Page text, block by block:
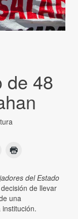
de 48
del Estado
de llevar
una